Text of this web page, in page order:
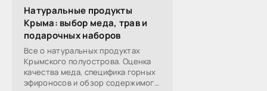
Натуральные продукты
Крыма: выбор меда, трав и
подарочных наборов
Все о натуральных продуктах
Крымского полуострова. Оценка
качества меда, специфика горных
эфироносов и обзор содержимого